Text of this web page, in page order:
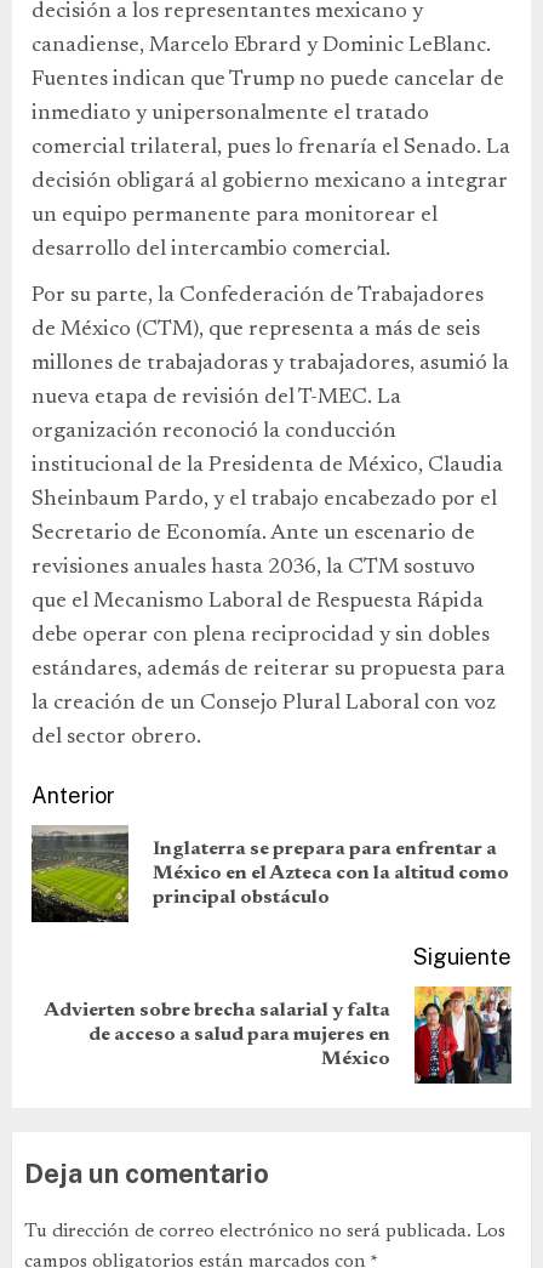
decisión a los representantes mexicano y
canadiense, Marcelo Ebrard y Dominic LeBlanc.
Fuentes indican que Trump no puede cancelar de
inmediato y unipersonalmente el tratado
comercial trilateral, pues lo frenaría el Senado. La
decisión obligará al gobierno mexicano a integrar
un equipo permanente para monitorear el
desarrollo del intercambio comercial.
Por su parte, la Confederación de Trabajadores
de México (CTM), que representa a más de seis
millones de trabajadoras y trabajadores, asumió la
nueva etapa de revisión del T-MEC. La
organización reconoció la conducción
institucional de la Presidenta de México, Claudia
Sheinbaum Pardo, y el trabajo encabezado por el
Secretario de Economía. Ante un escenario de
revisiones anuales hasta 2036, la CTM sostuvo
que el Mecanismo Laboral de Respuesta Rápida
debe operar con plena reciprocidad y sin dobles
estándares, además de reiterar su propuesta para
la creación de un Consejo Plural Laboral con voz
del sector obrero.
Anterior
Inglaterra se prepara para enfrentar a
México en el Azteca con la altitud como
principal obstáculo
Siguiente
Advierten sobre brecha salarial y falta
de acceso a salud para mujeres en
México
Deja un comentario
Tu dirección de correo electrónico no será publicada. Los
campos obligatorios están marcados con *